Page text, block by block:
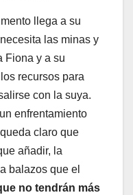
llega a su
las minas y
Fiona y a su
recursos para
con la suya.
enfrentamiento
claro que
añadir, la
balazos que el
no tendrán más